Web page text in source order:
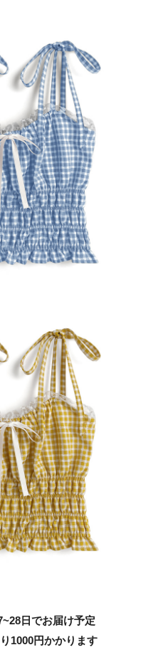
日でお届け予定
1000円かかります